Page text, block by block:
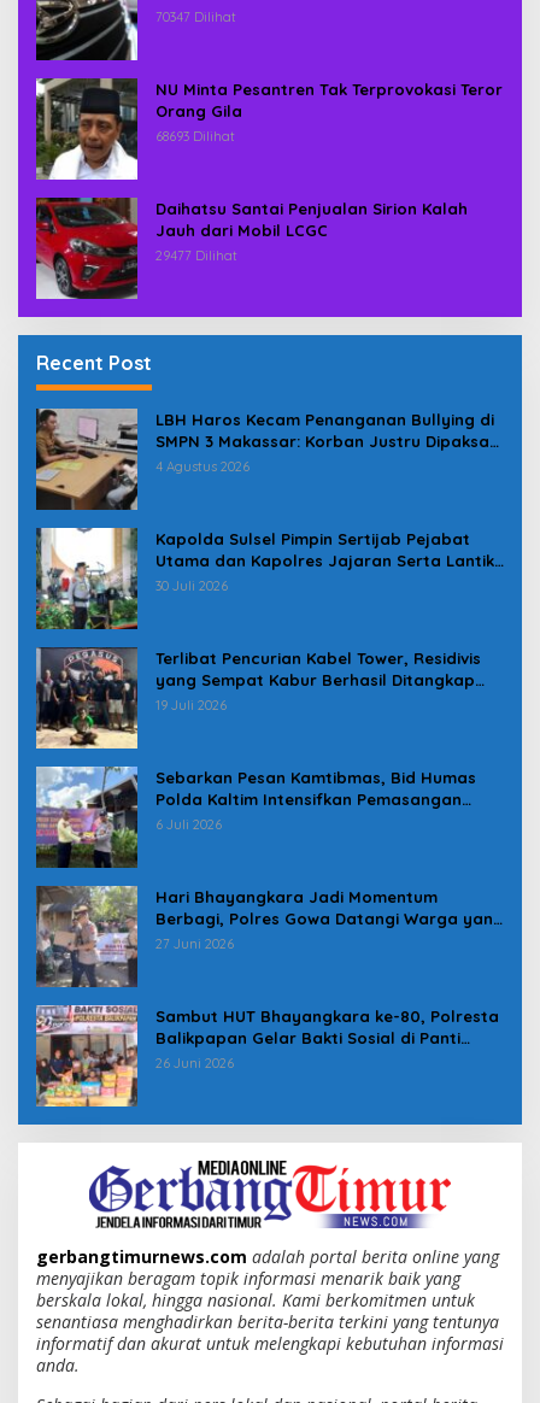
70347 Dilihat
NU Minta Pesantren Tak Terprovokasi Teror
Orang Gila
68693 Dilihat
Daihatsu Santai Penjualan Sirion Kalah
Jauh dari Mobil LCGC
29477 Dilihat
Recent Post
LBH Haros Kecam Penanganan Bullying di
SMPN 3 Makassar: Korban Justru Dipaksa
Pindah
4 Agustus 2026
Kapolda Sulsel Pimpin Sertijab Pejabat
Utama dan Kapolres Jajaran Serta Lantik
Karolog dan Kapolresta Gowa
30 Juli 2026
Terlibat Pencurian Kabel Tower, Residivis
yang Sempat Kabur Berhasil Ditangkap
Tim Gabungan di Jeneponto
19 Juli 2026
Sebarkan Pesan Kamtibmas, Bid Humas
Polda Kaltim Intensifkan Pemasangan
Spanduk serta Pembagian Stiker
6 Juli 2026
Hari Bhayangkara Jadi Momentum
Berbagi, Polres Gowa Datangi Warga yang
Membutuhkan
27 Juni 2026
Sambut HUT Bhayangkara ke-80, Polresta
Balikpapan Gelar Bakti Sosial di Panti
Asuhan Jabal Rahmah
26 Juni 2026
gerbangtimurnews.com adalah portal berita online yang
menyajikan beragam topik informasi menarik baik yang
berskala lokal, hingga nasional. Kami berkomitmen untuk
senantiasa menghadirkan berita-berita terkini yang tentunya
informatif dan akurat untuk melengkapi kebutuhan informasi
anda.